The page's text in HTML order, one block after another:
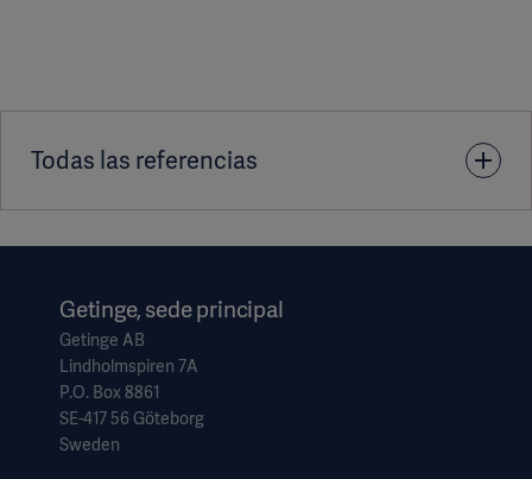
Todas las referencias
1. Schild AF, Baltodano NM, Alfieri K, Livingstone J, Raines
Surgery. J Vasc Access. 2004 Jan-Mar; 5(1): 19-24.
Getinge, sede principal
Getinge AB
Lindholmspiren 7A
P.O. Box 8861
SE-417 56 Göteborg
Sweden